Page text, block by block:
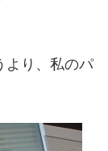
より、私のパ